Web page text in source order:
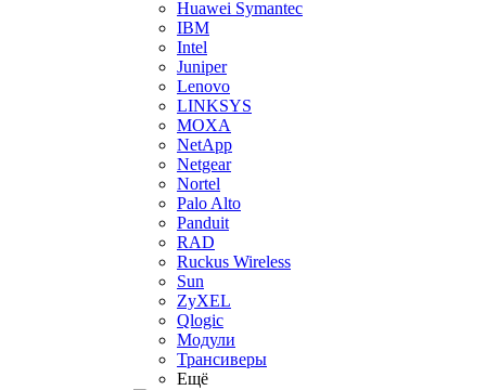
Huawei Symantec
IBM
Intel
Juniper
Lenovo
LINKSYS
MOXA
NetApp
Netgear
Nortel
Palo Alto
Panduit
RAD
Ruckus Wireless
Sun
ZyXEL
Qlogic
Модули
Трансиверы
Ещё